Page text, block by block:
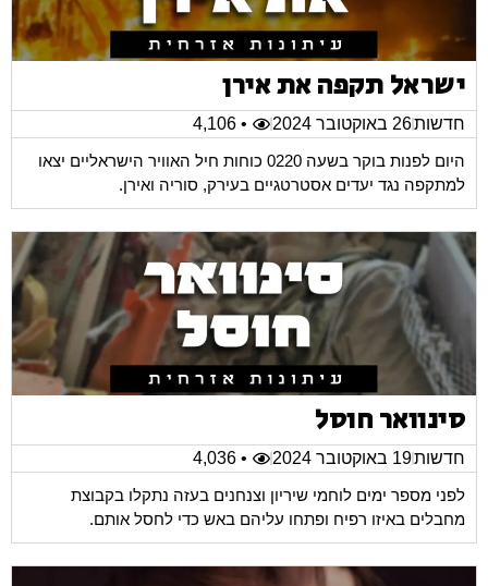
ישראל תקפה את אירן
חדשות26 באוקטובר 2024
• 4,106
היום לפנות בוקר בשעה 0220 כוחות חיל האוויר הישראליים יצאו
למתקפה נגד יעדים אסטרטגיים בעירק, סוריה ואירן.
סינוואר חוסל
חדשות19 באוקטובר 2024
• 4,036
לפני מספר ימים לוחמי שיריון וצנחנים בעזה נתקלו בקבוצת
מחבלים באיזו רפיח ופתחו עליהם באש כדי לחסל אותם.